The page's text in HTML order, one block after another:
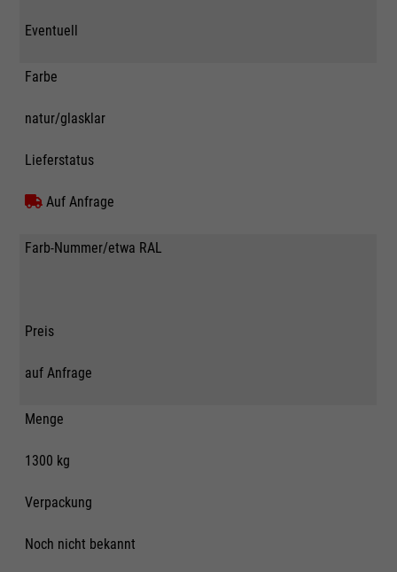
Eventuell
Farbe
natur/glasklar
Lieferstatus
Auf Anfrage
Farb-Nummer/etwa RAL
Preis
auf Anfrage
Menge
1300 kg
Verpackung
Noch nicht bekannt